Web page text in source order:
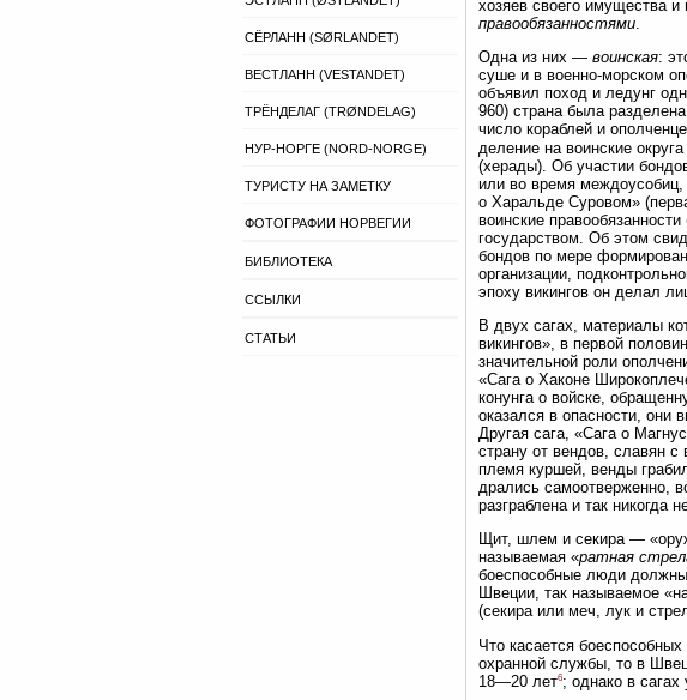
СЁРЛАНН (SØRLANDET)
ВЕСТЛАНН (VESTANDET)
ТРЁНДЕЛАГ (TRØNDELAG)
НУР-НОРГЕ (NORD-NORGE)
ТУРИСТУ НА ЗАМЕТКУ
ФОТОГРАФИИ НОРВЕГИИ
БИБЛИОТЕКА
ССЫЛКИ
СТАТЬИ
хозяев своего имущества
правообязанностями.
Одна из них — воинская:
суше и в военно-морском
объявил поход и ледунг
960) страна была
число кораблей и
деление на воинские
(херады). Об участии
или во время междоусобиц,
о Харальде Суровом»
воинские
государством. Об этом
бондов по мере
организации,
эпоху викингов он делал
В двух сагах, материалы
викингов», в первой
значительной роли
«Сага о Хаконе
конунга о войске,
оказался в опасности, они
Другая сага, «Сага о
страну от вендов, славян с
племя куршей, венды
дрались самоотверженно,
разграблена и так никогда
Щит, шлем и секира —
называемая «ратная
боеспособные люди
Швеции, так называемое
(секира или меч, лук и
Что касается
охранной службы, то в
18—20 лет6; однако в